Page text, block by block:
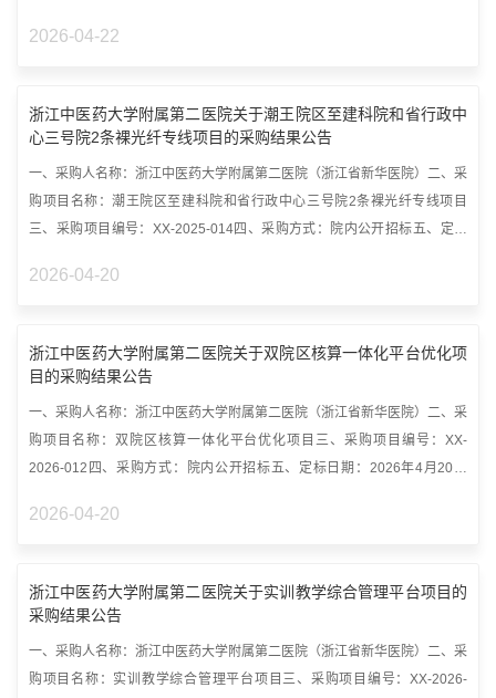
2026-04-22
浙江中医药大学附属第二医院关于潮王院区至建科院和省行政中
心三号院2条裸光纤专线项目的采购结果公告
一、采购人名称：浙江中医药大学附属第二医院（浙江省新华医院）二、采
购项目名称：潮王院区至建科院和省行政中心三号院2条裸光纤专线项目
三、采购项目编号：XX-2025-014四、采购方式：院内公开招标五、定标
2026-04-20
浙江中医药大学附属第二医院关于双院区核算一体化平台优化项
目的采购结果公告
一、采购人名称：浙江中医药大学附属第二医院（浙江省新华医院）二、采
购项目名称：双院区核算一体化平台优化项目三、采购项目编号：XX-
2026-012四、采购方式：院内公开招标五、定标日期：2026年4月20日
2026-04-20
浙江中医药大学附属第二医院关于实训教学综合管理平台项目的
采购结果公告
一、采购人名称：浙江中医药大学附属第二医院（浙江省新华医院）二、采
购项目名称：实训教学综合管理平台项目三、采购项目编号：XX-2026-